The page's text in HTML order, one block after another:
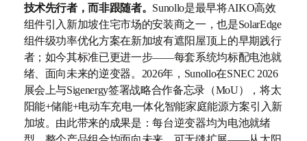
技术先行者，而非跟随者。 Sunollo是最早将AIKO高效
组件引入新加坡住宅市场的安装商之一，也是SolarEdge
组件级功率优化方案在新加坡有遮阳屋顶上的早期践行
者；如今其标准已更进一步——每套系统均标配电池就
绪、面向未来的逆变器。2026年，Sunollo在SNEC 2026
展会上与Sigenergy签署战略合作备忘录（MoU），将太
阳能+储能+电动车充电一体化智能家庭能源方案引入新
加坡。由此带来的成果是：每台逆变器均为电池就绪